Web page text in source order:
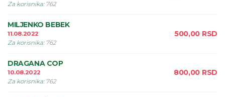
Za korisnika: 762
MILJENKO BEBEK
11.08.2022
Za korisnika: 762
500,00 RSD
DRAGANA COP
10.08.2022
Za korisnika: 762
800,00 RSD